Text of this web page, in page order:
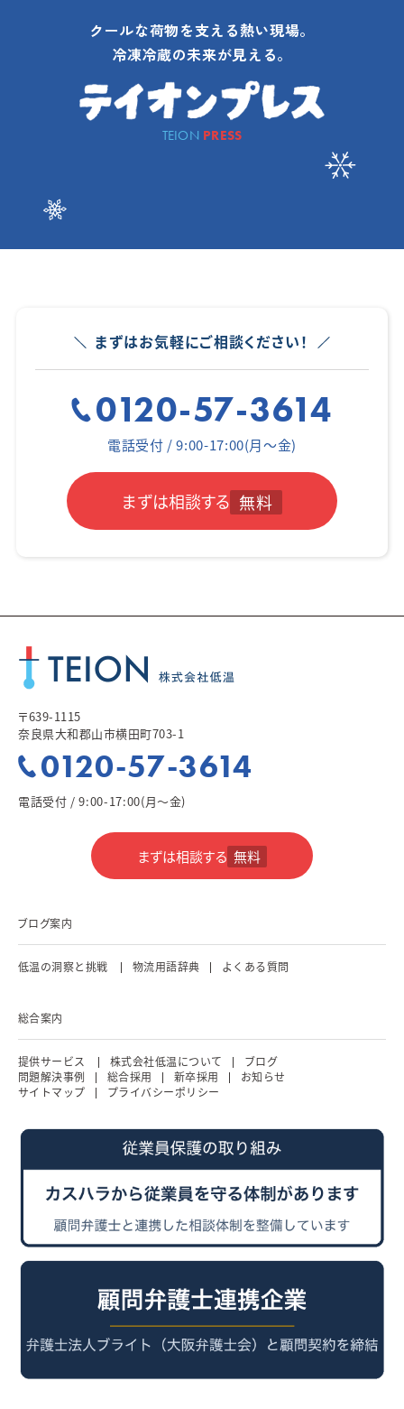
クールな荷物を支える熱い現場。
冷凍冷蔵の未来が見える。
TEION PRESS
まずはお気軽にご相談ください！
0120-57-3614
電話受付 / 9:00-17:00(月～金)
まずは相談する 無料
〒639-1115
奈良県大和郡山市横田町703-1
0120-57-3614
電話受付 / 9:00-17:00(月～金)
まずは相談する 無料
ブログ案内
低温の洞察と挑戦 物流用語辞典 よくある質問
総合案内
提供サービス 株式会社低温について
ブログ
問題解決事例
総合採用 新卒採用
お知らせ
サイトマップ
プライバシーポリシー